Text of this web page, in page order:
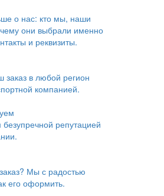
о нас: кто мы, наши
они выбрали именно
и реквизиты.
заказ в любой регион
компанией.
репутацией
Мы с радостью
его оформить.